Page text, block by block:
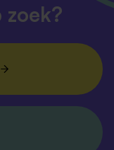
zoek?